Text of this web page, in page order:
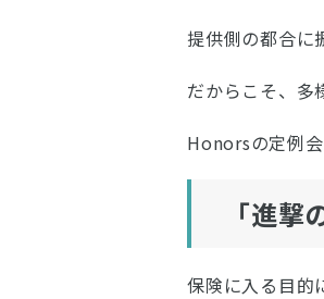
提供側の都合に
だからこそ、多
Honorsの定例
「進
保険に入る目的